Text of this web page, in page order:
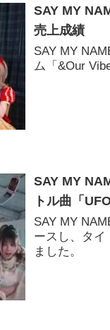
SAY MY
売上成績
SAY MY
ム「&Our
SAY MY
トル曲「
SAY MY
ースし、タイ
ました。